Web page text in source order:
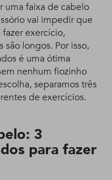
uma faixa de cabelo
vai impedir que
exercício,
são longos. Por isso,
é uma ótima
nenhum fiozinho
separamos três
de exercícios.
3
para fazer